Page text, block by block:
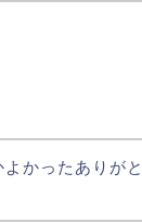
かったありがと